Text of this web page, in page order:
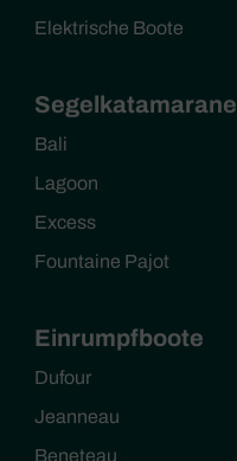
Elektrische Boote
Segelkatamarane
Bali
Lagoon
Excess
Fountaine Pajot
Einrumpfboote
Dufour
Jeanneau
Beneteau